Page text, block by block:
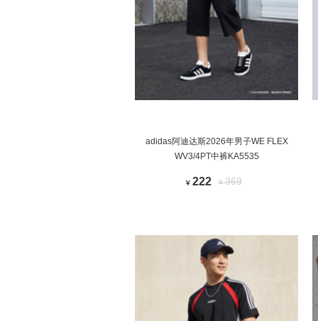
adidas阿迪达斯2026年男子WE FLEX
WV3/4PT中裤KA5535
¥ 222 ¥369